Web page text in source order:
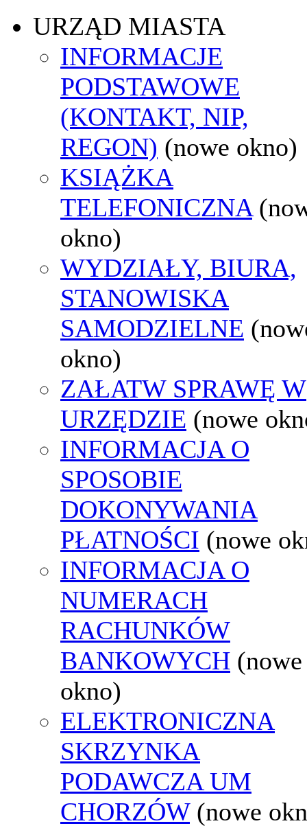
URZĄD MIASTA
INFORMACJE
PODSTAWOWE
(KONTAKT, NIP,
REGON) (nowe okno)
KSIĄŻKA
TELEFONICZNA
okno)
WYDZIAŁY, BIURA,
STANOWISKA
SAMODZIELNE
okno)
ZAŁATW SPRAWĘ W
URZĘDZIE (nowe
INFORMACJA O
SPOSOBIE
DOKONYWANIA
PŁATNOŚCI (nowe
INFORMACJA O
NUMERACH
RACHUNKÓW
BANKOWYCH (nowe
okno)
ELEKTRONICZNA
SKRZYNKA
PODAWCZA UM
CHORZÓW (nowe